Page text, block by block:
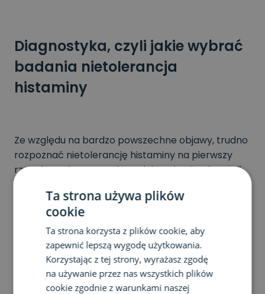
Diagnostyka, czyli jakie wybrać
badania nietolerancja
histaminy
Ze względu na bardzo powszechne objawy, trudno
rozpoznać nietolerancję histaminy na pierwszy
rzut oka. Gdy występuje podejrzenie nietolerancji
jaki sposób zdiagnozować nietolerancję histaminy?
Nie ma jasnych kryteriów, które wskazywałoby
wykonanie konkretnych badań. Jednak ze względu
na to, że nietolerancja histaminy wiąże się z
sytuacją, w której występuje jednoczesny nadmiar
histaminy i obniżona aktywności enzymu DAO, w
celu zdiagnozowania nietolerancji histaminy
Ta strona używa plików
cookie
Ta strona korzysta z plików cookie, aby
zapewnić lepszą wygodę użytkowania.
Korzystając z tej strony, wyrażasz zgodę
na używanie przez nas wszystkich plików
cookie zgodnie z warunkami naszej